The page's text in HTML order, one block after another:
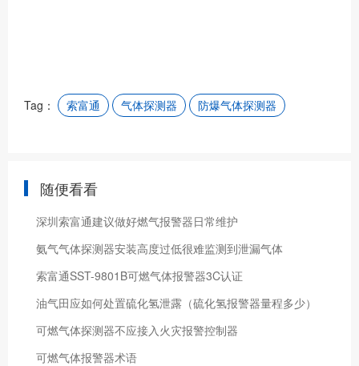
Tag： 索富通 气体探测器 防爆气体探测器
随便看看
深圳索富通建议做好燃气报警器日常维护
氨气气体探测器安装高度过低很难监测到泄漏气体
索富通SST-9801B可燃气体报警器3C认证
油气田应如何处置硫化氢泄露（硫化氢报警器量程多少）
可燃气体探测器不应接入火灾报警控制器
可燃气体报警器术语